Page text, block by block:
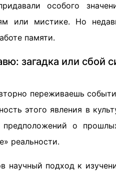
особого
или мистике. Но
памяти.
загадка или сбой
переживаешь
этого явления в
предположений о
реальности.
научный подход к